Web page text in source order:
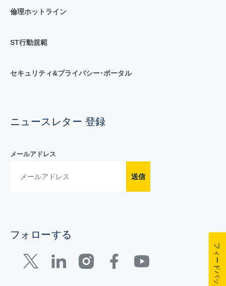
倫理ホットライン
ST行動規範
セキュリティ&プライバシー･ポータル
ニュースレター 登録
メールアドレス
送信
フォローする
フィードバック